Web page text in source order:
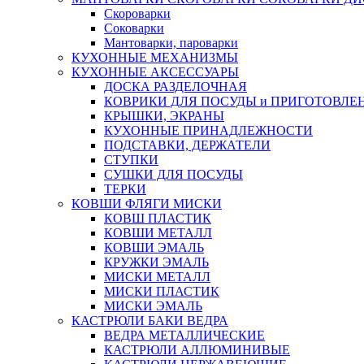
Скороварки
Соковарки
Мантоварки, пароварки
КУХОННЫЕ МЕХАНИЗМЫ
КУХОННЫЕ АКСЕССУАРЫ
ДОСКА РАЗДЕЛОЧНАЯ
КОВРИКИ ДЛЯ ПОСУДЫ и
КРЫШКИ, ЭКРАНЫ
КУХОННЫЕ ПРИНАДЛЕЖНОСТИ
ПОДСТАВКИ, ДЕРЖАТЕЛИ
СТУПКИ
СУШКИ ДЛЯ ПОСУДЫ
ТЕРКИ
КОВШИ ФЛЯГИ МИСКИ
КОВШ ПЛАСТИК
КОВШИ МЕТАЛЛ
КОВШИ ЭМАЛЬ
КРУЖКИ ЭМАЛЬ
МИСКИ МЕТАЛЛ
МИСКИ ПЛАСТИК
МИСКИ ЭМАЛЬ
КАСТРЮЛИ БАКИ ВЕДРА
ВЕДРА МЕТАЛЛИЧЕСКИЕ
КАСТРЮЛИ АЛЛЮМИНИВЫЕ